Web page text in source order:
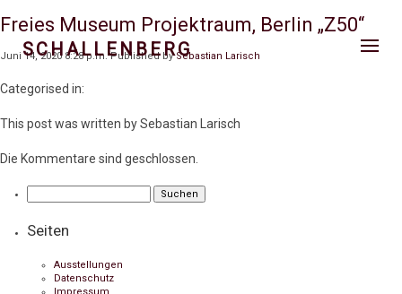
SCHALLENBERG
Freies Museum Projektraum, Berlin „Z50“
Juni 14, 2020 8:28 p.m. Published bySebastian Larisch
Categorised in:
This post was written by Sebastian Larisch
Die Kommentare sind geschlossen.
nach:
Seiten
Ausstellungen
Datenschutz